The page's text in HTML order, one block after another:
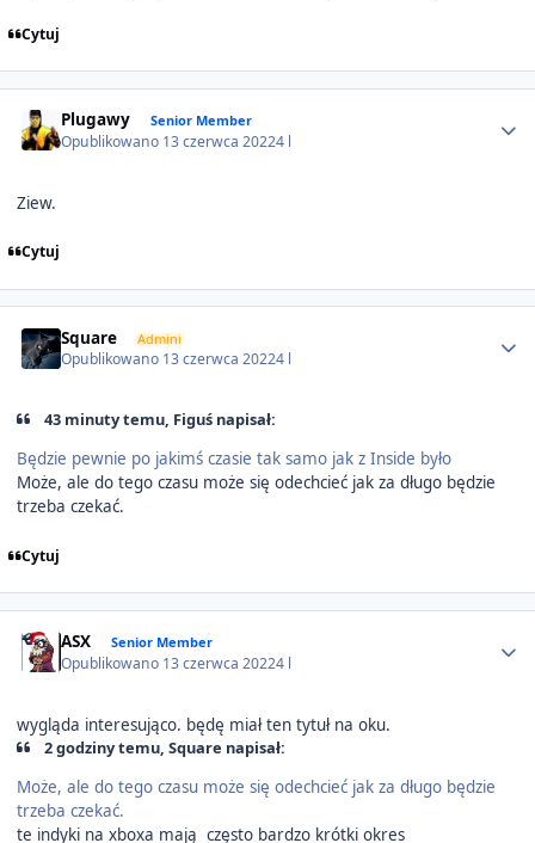
Cytuj
Plugawy Senior Member
Opublikowano 13 czerwca 20224 l
Ziew.
Cytuj
Square Admini
Opublikowano 13 czerwca 20224 l
43 minuty temu, Figuś napisał:
Będzie pewnie po jakimś czasie tak samo jak z Inside było
Może, ale do tego czasu może się odechcieć jak za długo będzie
trzeba czekać.
Cytuj
ASX Senior Member
Opublikowano 13 czerwca 20224 l
wygląda interesująco. będę miał ten tytuł na oku.
2 godziny temu, Square napisał:
Może, ale do tego czasu może się odechcieć jak za długo będzie
trzeba czekać.
te indyki na xboxa mają często bardzo krótki okres